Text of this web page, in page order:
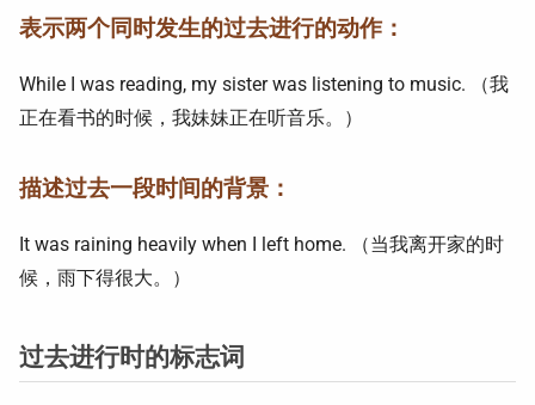
表示两个同时发生的过去进行的动作：
While I was reading, my sister was listening to music. （我
正在看书的时候，我妹妹正在听音乐。）
描述过去一段时间的背景：
It was raining heavily when I left home. （当我离开家的时
候，雨下得很大。）
过去进行时的标志词